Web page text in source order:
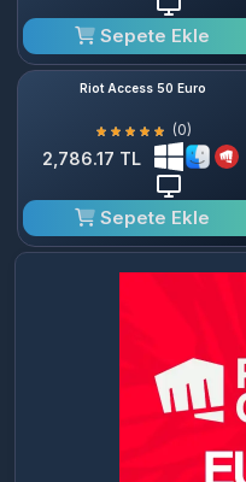
Sepete Ekle
Riot Access 50 Euro
(0)
2,786.17 TL
Sepete Ekle